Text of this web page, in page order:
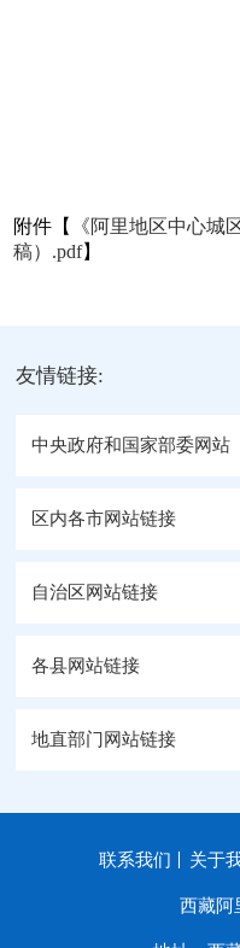
附件【
《阿里地区中心城
稿）.pdf】
友情链接:
中央政府和国家部委网站
区内各市网站链接
自治区网站链接
各县网站链接
地直部门网站链接
联系我们 关于
西藏阿